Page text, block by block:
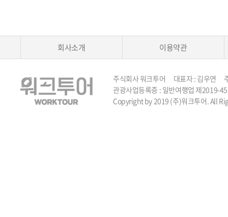
회사소개 이용약관
주식회사 워크투어 대표자 : 김우연
관광사업등록증 : 일반여행업 제
Copyright by 2019 (주)워크투어. All